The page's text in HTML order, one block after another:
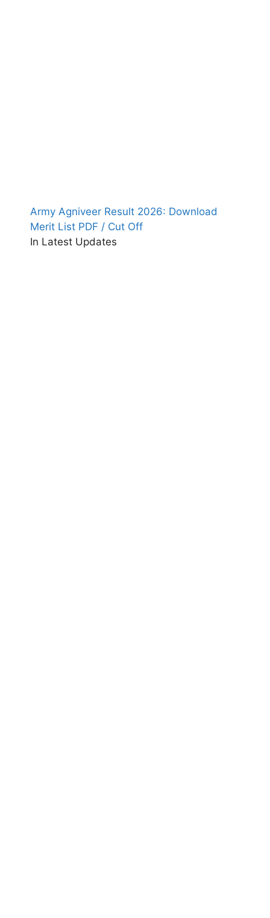
Army Agniveer Result 2026: Download
Merit List PDF / Cut Off
In Latest Updates